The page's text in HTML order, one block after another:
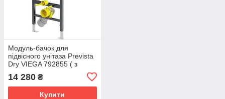
Модуль-бачок для
підвісного унітаза Prevista
Dry VIEGA 792855 ( з
14 280 ₴
Купити